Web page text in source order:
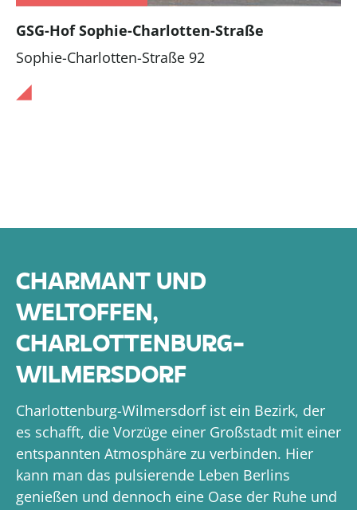
GSG-Hof Sophie-Charlotten-Straße
Sophie-Charlotten-Straße 92
CHARMANT UND
WELTOFFEN,
CHARLOTTENBURG-
WILMERSDORF
Charlottenburg-Wilmersdorf ist ein Bezirk, der
es schafft, die Vorzüge einer Großstadt mit einer
entspannten Atmosphäre zu verbinden. Hier
kann man das pulsierende Leben Berlins
genießen und dennoch eine Oase der Ruhe und